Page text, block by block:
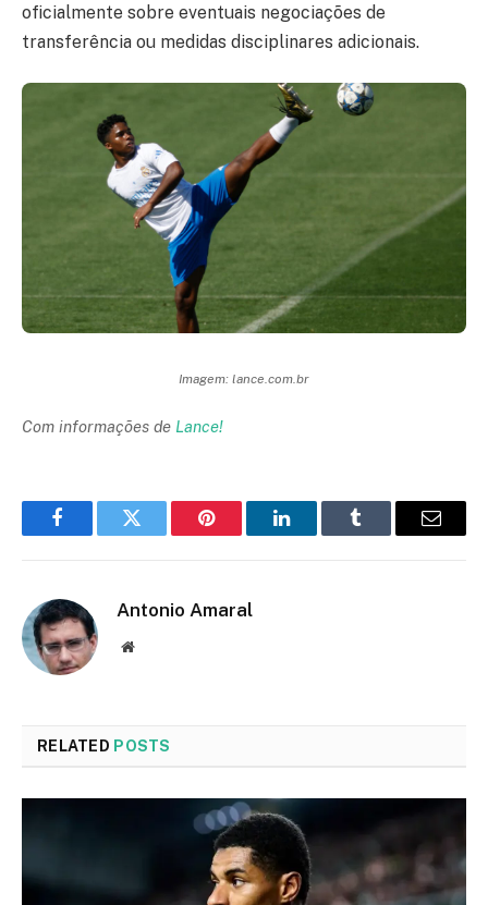
oficialmente sobre eventuais negociações de
transferência ou medidas disciplinares adicionais.
Imagem: lance.com.br
Com informações de Lance!
FacebookTwitter Pinterest LinkedInTumblr Email
Antonio Amaral
Website
RELATED POSTS